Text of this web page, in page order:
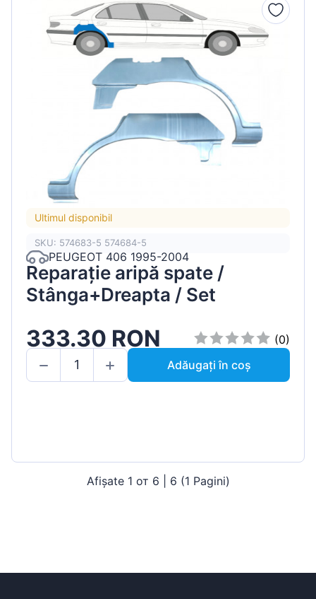
Ultimul disponibil
SKU: 574683-5 574684-5
PEUGEOT 406 1995-2004
Reparație aripă spate /
Stânga+Dreapta / Set
333.30 RON
(0)
Adăugați în coș
Afișate 1 от 6 | 6 (1 Pagini)